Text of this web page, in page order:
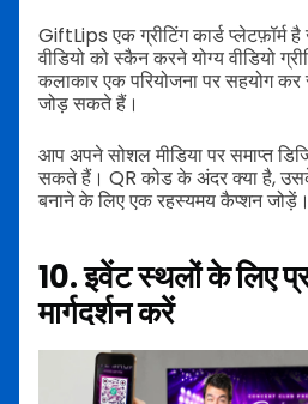
GiftLips एक ग्रीटिंग कार्ड प्लेटफ़ॉर्म
वीडियो को स्कैन करने योग्य वीडियो
कलाकार एक परियोजना पर सहयोग
जोड़ सकते हैं।
आप अपने सोशल मीडिया पर समाप्त
सकते हैं। QR कोड के अंदर क्या है,
बनाने के लिए एक रहस्यमय कैप्शन जोड़ें।
10. इवेंट स्थलों के लिए
मार्गदर्शन करें